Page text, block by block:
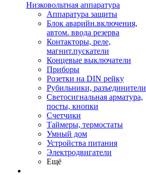
Низковольтная аппаратура
Аппаратура защиты
Блок аварийн.включения,
автом. ввода резерва
Контакторы, реле,
магнит.пускатели
Концевые выключатели
Приборы
Розетки на DIN рейку
Рубильники, разъединители
Светосигнальная арматура,
посты, кнопки
Счетчики
Таймеры, термостаты
Умный дом
Устройства питания
Электродвигатели
Ещё